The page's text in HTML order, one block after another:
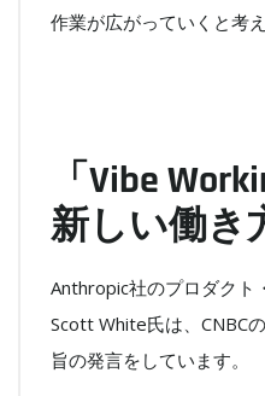
作業が広がっていくと考え
「Vibe
新しい働き
Anthropic社のプロダクト
Scott White氏は、CNBC
旨の発言をしています。